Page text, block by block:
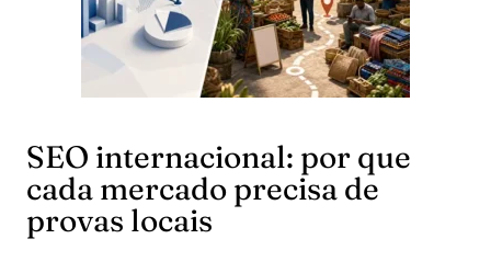
SEO internacional: por que
cada mercado precisa de
provas locais